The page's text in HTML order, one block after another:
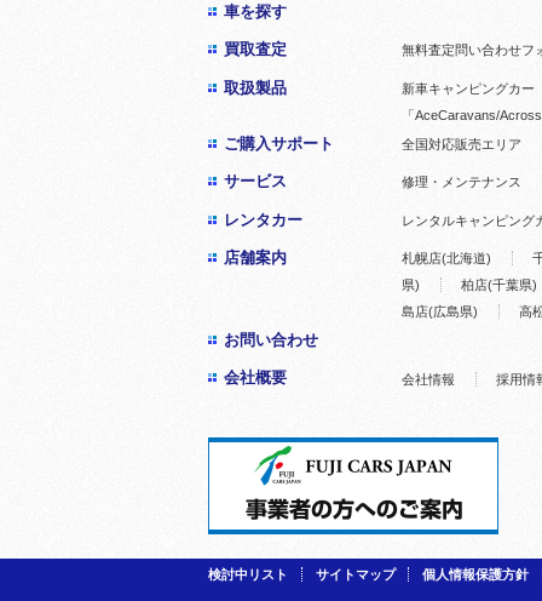
車を探す
買取査定 無料査定問い合わせフ
取扱製品 新車キャンピングカー
「AceCaravans/Across
ご購入サポート 全国対応販売エリア
サービス 修理・メンテナンス
レンタカー レンタルキャンピング
店舗案内 札幌店(北海道)
県)
柏店(千葉県)
島店(広島県)
高
お問い合わせ
会社概要 会社情報 採用情
検討中リスト サイトマップ 個人情報保護方針